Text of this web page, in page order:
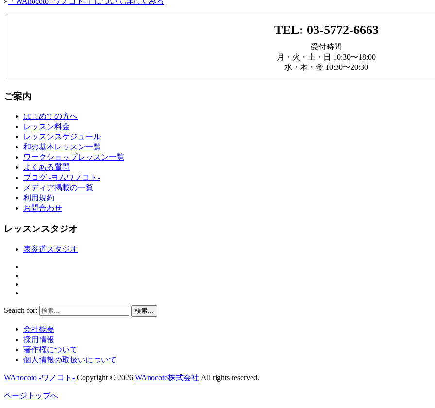
TEL: 03-5772-6663
受付時間
月・火・土・日 10:30〜18:00
水・木・金 10:30〜20:30
ご案内
はじめての方へ
レッスン料金
レッスンスケジュール
和の基本レッスン一覧
ワークショップレッスン一覧
よくある質問
ブログ -ヨムワノコト-
メディア掲載の一覧
利用規約
お問合わせ
レッスンスタジオ
表参道スタジオ
Search for: 検索...
会社概要
採用情報
著作権について
個人情報の取扱いについて
WAnocoto -ワノコト- Copyright © 2026 WAnocoto株式会社 All rights reserved.
ページトップへ